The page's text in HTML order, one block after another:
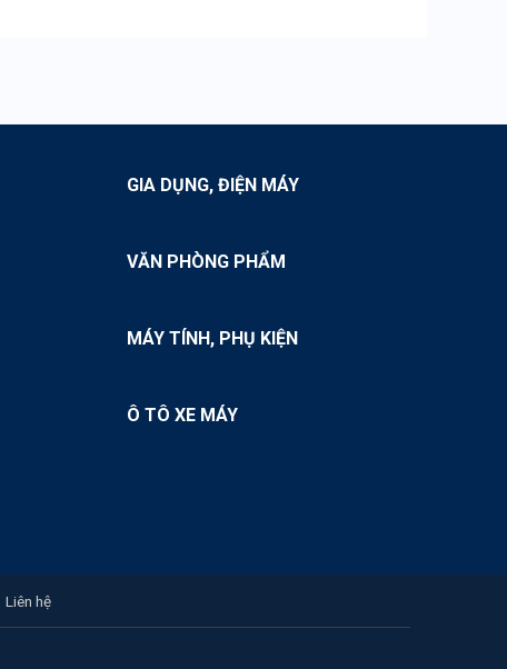
Nguồn hàng sỉ camGIA DỤNG, ĐIỆN MÁY
VĂN PHÒNG PHẨM
MÁY TÍNH, PHỤ KIỆN
Ô TÔ XE MÁY
Liên hệ